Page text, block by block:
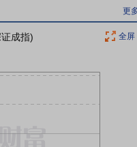
更
成指) 全屏